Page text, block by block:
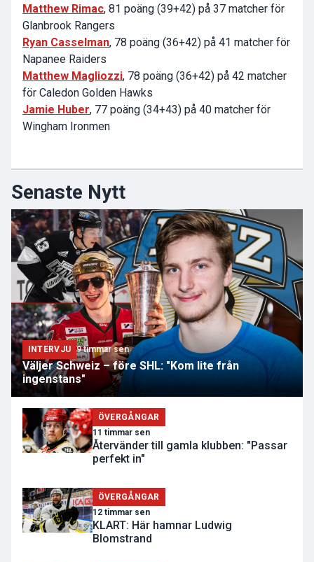
Matthew Rimac, 81 poäng (39+42) på 37 matcher för
Glanbrook Rangers
Ryan Casselman, 78 poäng (36+42) på 41 matcher för
Napanee Raiders
Matthew Magliozzi, 78 poäng (36+42) på 42 matcher
för Caledon Golden Hawks
Jamie Huber, 77 poäng (34+43) på 40 matcher för
Wingham Ironmen
Senaste Nytt
INTERVJU 9 timmar sen
Väljer Schweiz – före SHL: "Kom lite från
ingenstans"
ÖVERGÅNGAR
11 timmar sen
Återvänder till gamla klubben: "Passar
perfekt in"
ÖVERGÅNGAR
12 timmar sen
KLART: Här hamnar Ludwig
Blomstrand